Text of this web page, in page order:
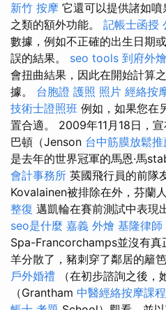
新竹 按摩 它還可以提供諸如
之類的額外功能。 記帳士函授
數據，例如不正確的出生日期
誤的結果。 seo tools 到府外燴
會扭曲結果，因此在開始計算
據。 台胞證 護照 照片 經絡按
技術士證照班 例如，如果您在
置合適。 2009年11月18日，
巴頓（Jenson 台中筋膜放鬆推
是去年的世界冠軍的馬恩·馬
會計事務所 英國飛行員的前隊
Kovalainen被排除在外，芬蘭
整復 邁凱輪在賽前測試中表現
seo是什麼 嘉義 外燴 基隆律師
Spa-Francorchamps並沒有真
羊分散了，豬刺穿了鄰居的籬
戶外婚禮 （在初步諮詢之後，
（Grantham 中醫經絡按摩課程